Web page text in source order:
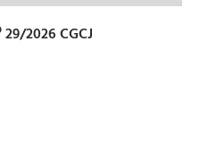
2026 CGCJ